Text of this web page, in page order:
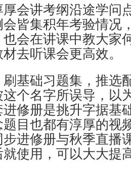
会讲考纲沿途学问
皆集积年考验情况
会在讲课中教大家
去听课会更高效。
基础习题集，推选
个名字所误导，以
修册是挑升字据基
目也都有淳厚的视
进修册与秋季直播
使用，可以大大提